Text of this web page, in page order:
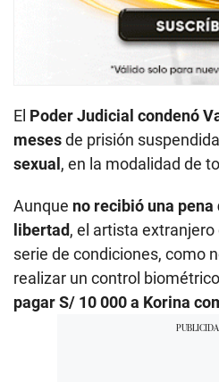
El Poder Judicial condenó
mesesde prisión
sexual, en la modalidad de
Aunque no recibió una
libertad, el artista
serie de condiciones, como
realizar un control
pagar S/ 10 000 a Korina